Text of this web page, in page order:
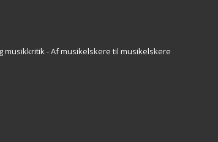
musikkritik - Af musikelskere til musikelskere